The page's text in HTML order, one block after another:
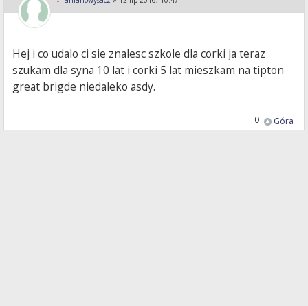
Hej i co udalo ci sie znalesc szkole dla corki ja teraz
szukam dla syna 10 lat i corki 5 lat mieszkam na tipton
great brigde niedaleko asdy.
Góra
0